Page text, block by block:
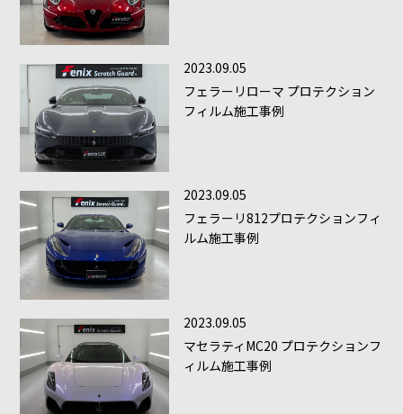
2023.09.05
フェラーリローマ プロテクション
フィルム施工事例
2023.09.05
フェラーリ812プロテクションフィ
ルム施工事例
2023.09.05
マセラティMC20 プロテクションフ
ィルム施工事例